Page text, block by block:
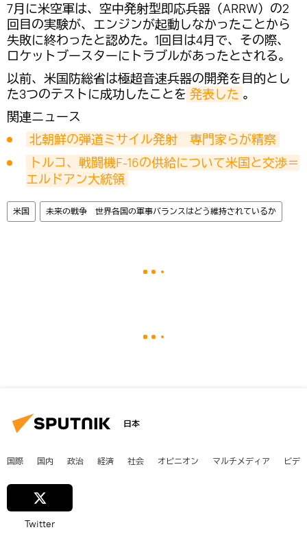
7月に米空軍は、空中発射型即応兵器（ARRW）の2
回目の実験が、エンジンが起動しなかったことから
失敗に終わったと認めた。1回目は4月で、その際、
ロケットブースターにトラブルがあったとされる。
以前、米国防総省は極超音速兵器の開発を目的とし
た3つのテストに成功したことを 発表した 。
関連ニュース
北朝鮮の弾道ミサイル発射　専門家らが精察
トルコ、戦闘機F-16の供給について米国と交渉＝
エルドアン大統領
米国 未来の戦争 世界各国の軍事バランスはどう維持されているか
日本
国際 国内 政治 経済 社会 オピニオン マルチメディア ビデ
Twitter